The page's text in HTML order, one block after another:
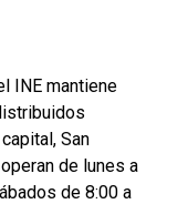
INE mantiene
San
de lunes a
de 8:00 a